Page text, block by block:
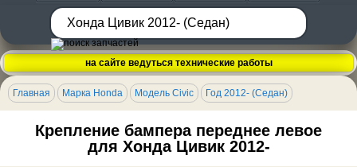
на сайте ведуться технические работы
Главная Марка Honda Модель Civic Год 2012- (Седан)
Крепление бампера переднее левое
для Хонда Цивик 2012-